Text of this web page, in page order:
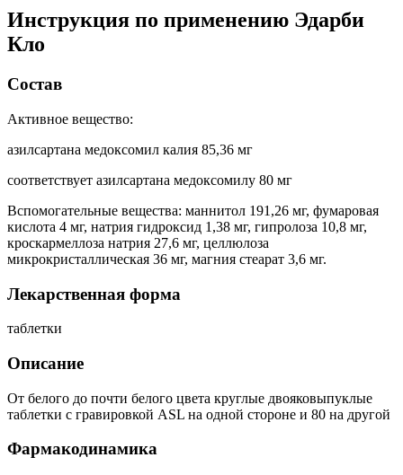
Инструкция по применению Эдарби
Кло
Состав
Активное вещество:
азилсартана медоксомил калия 85,36 мг
соответствует азилсартана медоксомилу 80 мг
Вспомогательные вещества: маннитол 191,26 мг, фумаровая
кислота 4 мг, натрия гидроксид 1,38 мг, гипролоза 10,8 мг,
кроскармеллоза натрия 27,6 мг, целлюлоза
микрокристаллическая 36 мг, магния стеарат 3,6 мг.
Лекарственная форма
таблетки
Описание
От белого до почти белого цвета круглые двояковыпуклые
таблетки с гравировкой ASL на одной стороне и 80 на другой
Фармакодинамика